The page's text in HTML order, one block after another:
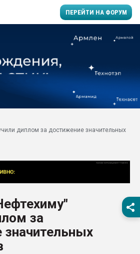
ПЕРЕЙТИ НА ФОРУМ
заводу пластмасс"
первый план в
28.07.2026
ситуацией на
Всё, что касается
диплом за достижение значительных
за